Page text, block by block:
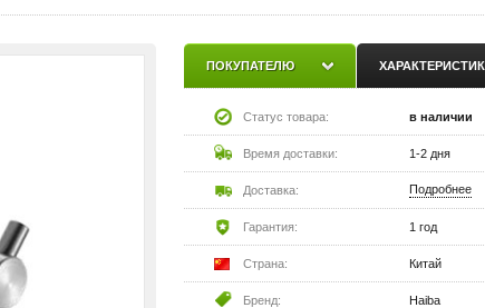
ПОКУПАТЕЛЮ
Статус товара: в наличии
Время доставки: 1-2 дня
Доставка: Подробнее
Гарантия: 1 год
Страна: Китай
Бренд: Haiba